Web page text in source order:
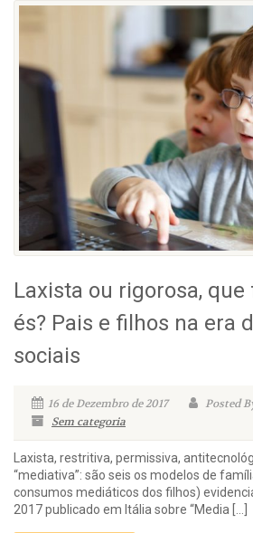
Laxista ou rigorosa,
és? Pais e filhos na era
sociais
16 de Dezembro de 2017
Posted
Sem categoria
Laxista, restritiva, permissiva,
“mediativa”: são seis os modelos de
consumos mediáticos dos filhos)
2017 publicado em Itália sobre “Media […]